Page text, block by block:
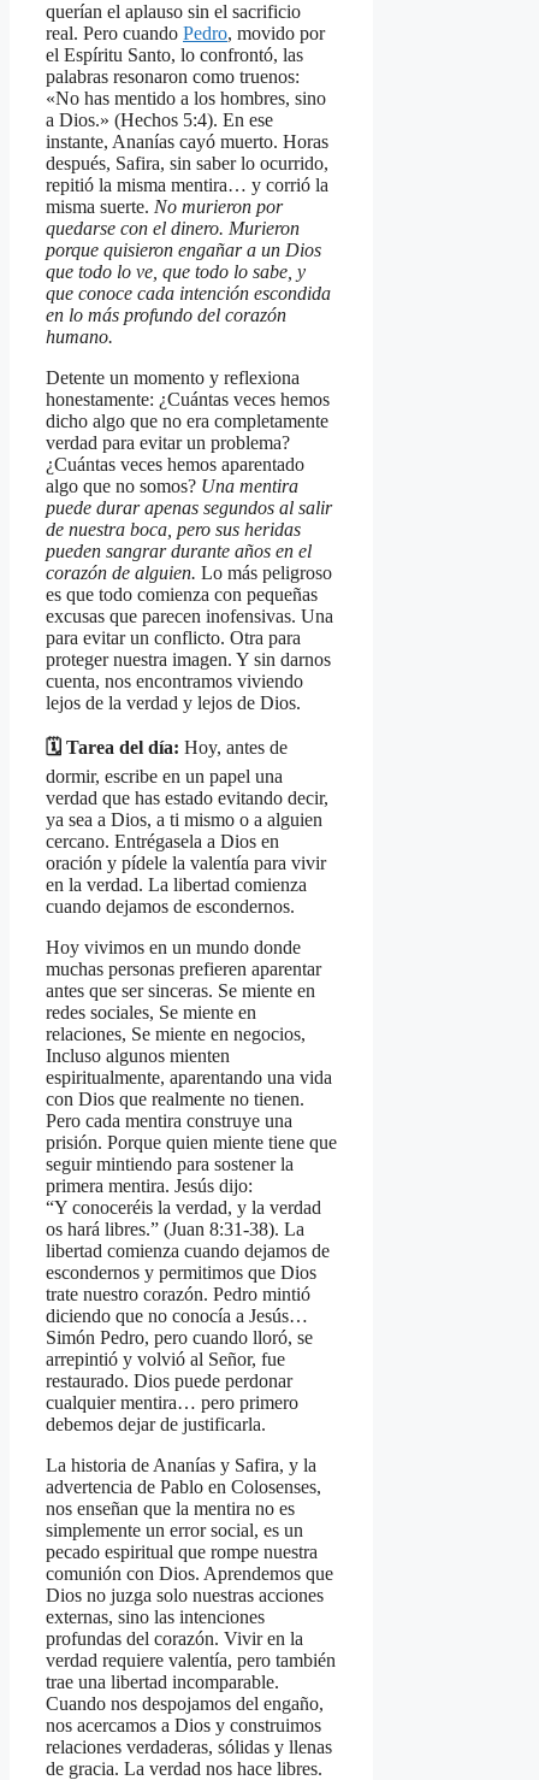
querían el aplauso sin el sacrificio
real. Pero cuando Pedro, movido por
el Espíritu Santo, lo confrontó, las
palabras resonaron como truenos:
«No has mentido a los hombres, sino
a Dios.» (Hechos 5:4). En ese
instante, Ananías cayó muerto. Horas
después, Safira, sin saber lo ocurrido,
repitió la misma mentira… y corrió la
misma suerte. No murieron por
quedarse con el dinero. Murieron
porque quisieron engañar a un Dios
que todo lo ve, que todo lo sabe, y
que conoce cada intención escondida
en lo más profundo del corazón
humano.
Detente un momento y reflexiona
honestamente: ¿Cuántas veces hemos
dicho algo que no era completamente
verdad para evitar un problema?
¿Cuántas veces hemos aparentado
algo que no somos? Una mentira
puede durar apenas segundos al salir
de nuestra boca, pero sus heridas
pueden sangrar durante años en el
corazón de alguien. Lo más peligroso
es que todo comienza con pequeñas
excusas que parecen inofensivas. Una
para evitar un conflicto. Otra para
proteger nuestra imagen. Y sin darnos
cuenta, nos encontramos viviendo
lejos de la verdad y lejos de Dios.
🗓️ Tarea del día: Hoy, antes de
dormir, escribe en un papel una
verdad que has estado evitando decir,
ya sea a Dios, a ti mismo o a alguien
cercano. Entrégasela a Dios en
oración y pídele la valentía para vivir
en la verdad. La libertad comienza
cuando dejamos de escondernos.
Hoy vivimos en un mundo donde
muchas personas prefieren aparentar
antes que ser sinceras. Se miente en
redes sociales, Se miente en
relaciones, Se miente en negocios,
Incluso algunos mienten
espiritualmente, aparentando una vida
con Dios que realmente no tienen.
Pero cada mentira construye una
prisión. Porque quien miente tiene que
seguir mintiendo para sostener la
primera mentira. Jesús dijo:
“Y conoceréis la verdad, y la verdad
os hará libres.” (Juan 8:31-38). La
libertad comienza cuando dejamos de
escondernos y permitimos que Dios
trate nuestro corazón. Pedro mintió
diciendo que no conocía a Jesús…
Simón Pedro, pero cuando lloró, se
arrepintió y volvió al Señor, fue
restaurado. Dios puede perdonar
cualquier mentira… pero primero
debemos dejar de justificarla.
La historia de Ananías y Safira, y la
advertencia de Pablo en Colosenses,
nos enseñan que la mentira no es
simplemente un error social, es un
pecado espiritual que rompe nuestra
comunión con Dios. Aprendemos que
Dios no juzga solo nuestras acciones
externas, sino las intenciones
profundas del corazón. Vivir en la
verdad requiere valentía, pero también
trae una libertad incomparable.
Cuando nos despojamos del engaño,
nos acercamos a Dios y construimos
relaciones verdaderas, sólidas y llenas
de gracia. La verdad nos hace libres.